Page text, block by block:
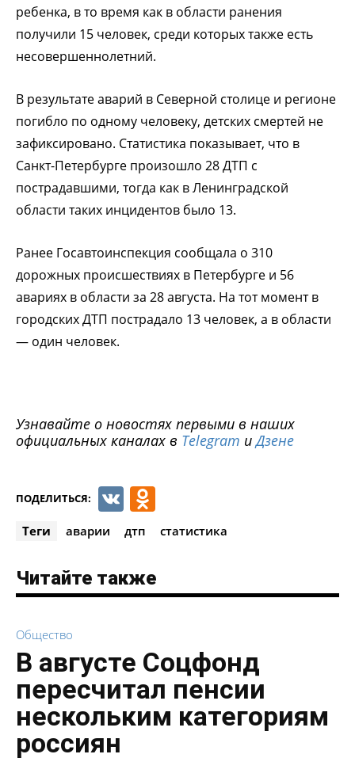
ребенка, в то время как в области ранения
получили 15 человек, среди которых также есть
несовершеннолетний.
В результате аварий в Северной столице и регионе
погибло по одному человеку, детских смертей не
зафиксировано. Статистика показывает, что в
Санкт-Петербурге произошло 28 ДТП с
пострадавшими, тогда как в Ленинградской
области таких инцидентов было 13.
Ранее Госавтоинспекция сообщала о 310
дорожных происшествиях в Петербурге и 56
авариях в области за 28 августа. На тот момент в
городских ДТП пострадало 13 человек, а в области
— один человек.
Узнавайте о новостях первыми в наших
официальных каналах в Telegram иДзене
ПОДЕЛИТЬСЯ: VK
Теги аварии дтп статистика
Читайте также
Общество
В августе Соцфонд
пересчитал пенсии
нескольким категориям
россиян